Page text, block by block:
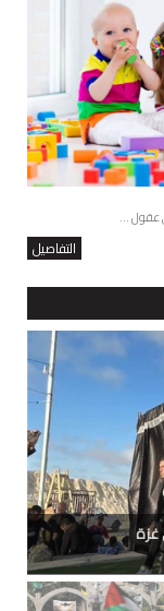
عقول ...
التفاصيل
الأميركية